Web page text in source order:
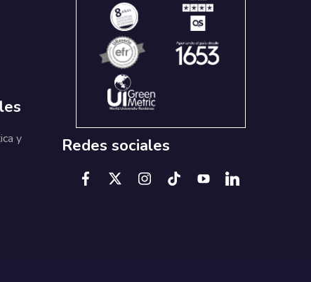
y
Redes sociales